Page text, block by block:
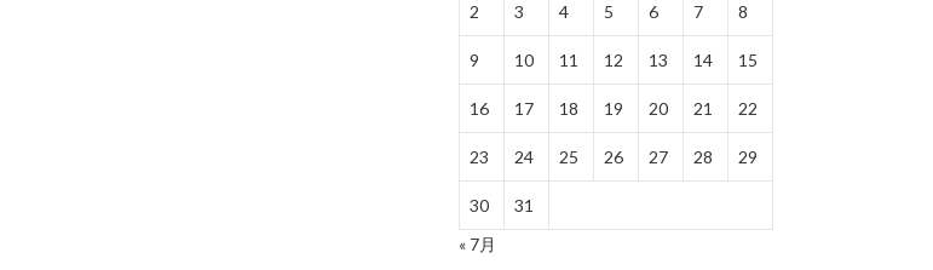
2 3 4 5 6 7 8
9 10 11 12 13 14 15
16 17 18 19 20 21 22
23 24 25 26 27 28 29
30
31
« 7月